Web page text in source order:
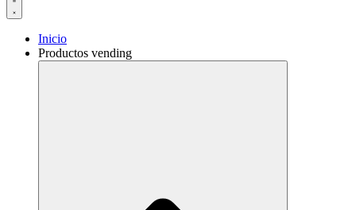
Inicio
Productos vending